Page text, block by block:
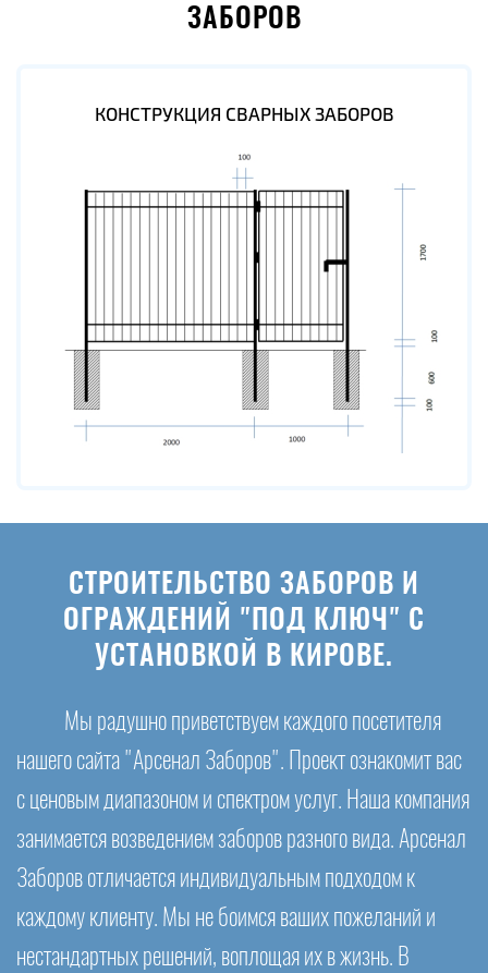
ЗАБОРОВ
КОНСТРУКЦИЯ СВАРНЫХ ЗАБОРОВ
СТРОИТЕЛЬСТВО ЗАБОРОВ И
ОГРАЖДЕНИЙ "ПОД КЛЮЧ" С
УСТАНОВКОЙ В КИРОВЕ.
Мы радушно приветствуем каждого посетителя
нашего сайта "Арсенал Заборов". Проект ознакомит вас
с ценовым диапазоном и спектром услуг. Наша компания
занимается возведением заборов разного вида. Арсенал
Заборов отличается индивидуальным подходом к
каждому клиенту. Мы не боимся ваших пожеланий и
нестандартных решений, воплощая их в жизнь. В